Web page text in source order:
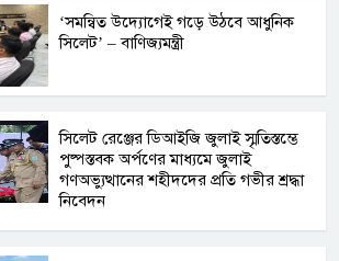
‘সমন্বিত উদ্যোগেই গড়ে উঠবে আধুনিক
সিলেট’ – বাণিজ্যমন্ত্রী
সিলেট রেঞ্জের ডিআইজি জুলাই স্মৃতিস্তম্ভে
পুষ্পস্তবক অর্পণের মাধ্যমে জুলাই
গণঅভ্যুত্থানের শহীদদের প্রতি গভীর শ্রদ্ধা
নিবেদন